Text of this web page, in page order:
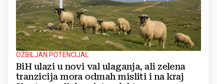
OZBILJAN POTENCIJAL
BiH ulazi u novi val ulaganja, ali zelena
tranzicija mora odmah misliti i na kraj